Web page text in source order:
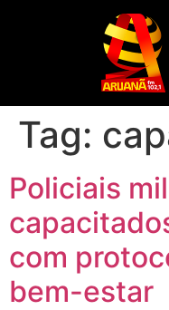
Tag:
Policiais
com
bem-estar